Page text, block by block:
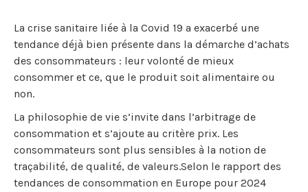
La crise sanitaire liée à la Covid 19 a exacerbé une
tendance déjà bien présente dans la démarche d’achats
des consommateurs : leur volonté de mieux
consommer et ce, que le produit soit alimentaire ou
non.
La philosophie de vie s’invite dans l’arbitrage de
consommation et s’ajoute au critère prix. Les
consommateurs sont plus sensibles à la notion de
traçabilité, de qualité, de valeurs.Selon le rapport des
tendances de consommation en Europe pour 2024